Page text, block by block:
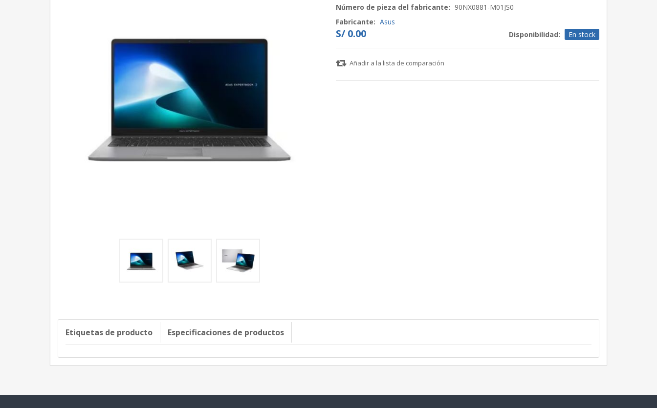
Número de pieza del fabricante: 90NX0881-M01JS0
Fabricante: Asus
S/ 0.00 Disponibilidad: En stock
Añadir a la lista de comparación
Etiquetas de producto Especificaciones de productos